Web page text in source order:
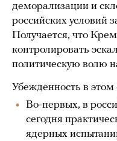
деморализации и
российских условий
Получается, что
контролировать
политическую волю
Убежденность в
Во-первых, в
сегодня
ядерных